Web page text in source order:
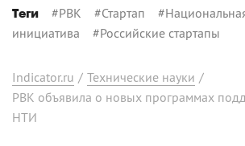
Теги #РВК #Стартап #
инициатива #Российские стартапы
Indicator.ru / Технические науки /
РВК объявила о новых программах
НТИ